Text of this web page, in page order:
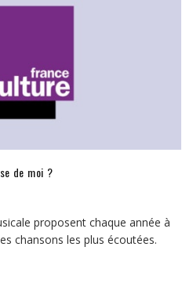
de moi ?
proposent chaque année à
chansons les plus écoutées.